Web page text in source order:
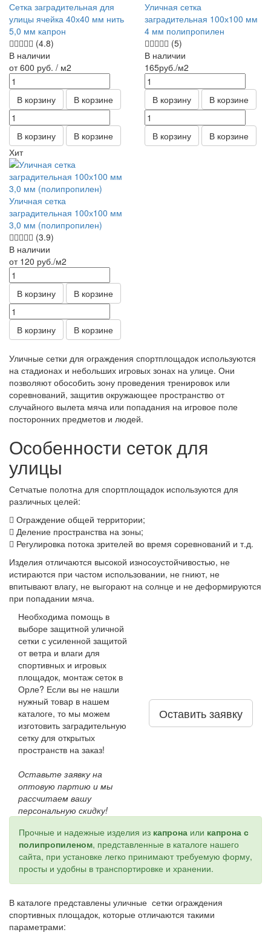
Сетка заградительная для
улицы ячейка 40х40 мм нить
5,0 мм капрон
(4.8)
В наличии
от 600 руб. / м2
В корзину В корзине
В корзину В корзине
Уличная сетка
заградительная 100х100 мм
4 мм полипропилен
(5)
В наличии
165руб./м2
В корзину В корзине
В корзину
В корзине
Хит
Уличная сетка
заградительная 100х100 мм
3,0 мм (полипропилен)
(3.9)
В наличии
от 120 руб./м2
В корзину В корзине
В корзину В корзине
Уличные сетки для ограждения спортплощадок используются
на стадионах и небольших игровых зонах на улице. Они
позволяют обособить зону проведения тренировок или
соревнований, защитив окружающее пространство от
случайного вылета мяча или попадания на игровое поле
посторонних предметов и людей.
Особенности сеток для
улицы
Сетчатые полотна для спортплощадок используются для
различных целей:
Ограждение общей территории;
Деление пространства на зоны;
Регулировка потока зрителей во время соревнований и т.д.
Изделия отличаются высокой износоустойчивостью, не
истираются при частом использовании, не гниют, не
впитывают влагу, не выгорают на солнце и не деформируются
при попадании мяча.
Необходима помощь в
выборе защитной уличной
сетки с усиленной защитой
от ветра и влаги для
спортивных и игровых
площадок, монтаж сеток в
Орле? Если вы не нашли
нужный товар в нашем
каталоге, то мы можем
изготовить заградительную
сетку для открытых
пространств на заказ!
Оставьте заявку на
оптовую партию и мы
рассчитаем вашу
персональную скидку!
Оставить заявку
Прочные и надежные изделия из капрона или капрона с
полипропиленом, представленные в каталоге нашего
сайта, при установке легко принимают требуемую форму,
просты и удобны в транспортировке и хранении.
В каталоге представлены уличные сетки ограждения
спортивных площадок, которые отличаются такими
параметрами: